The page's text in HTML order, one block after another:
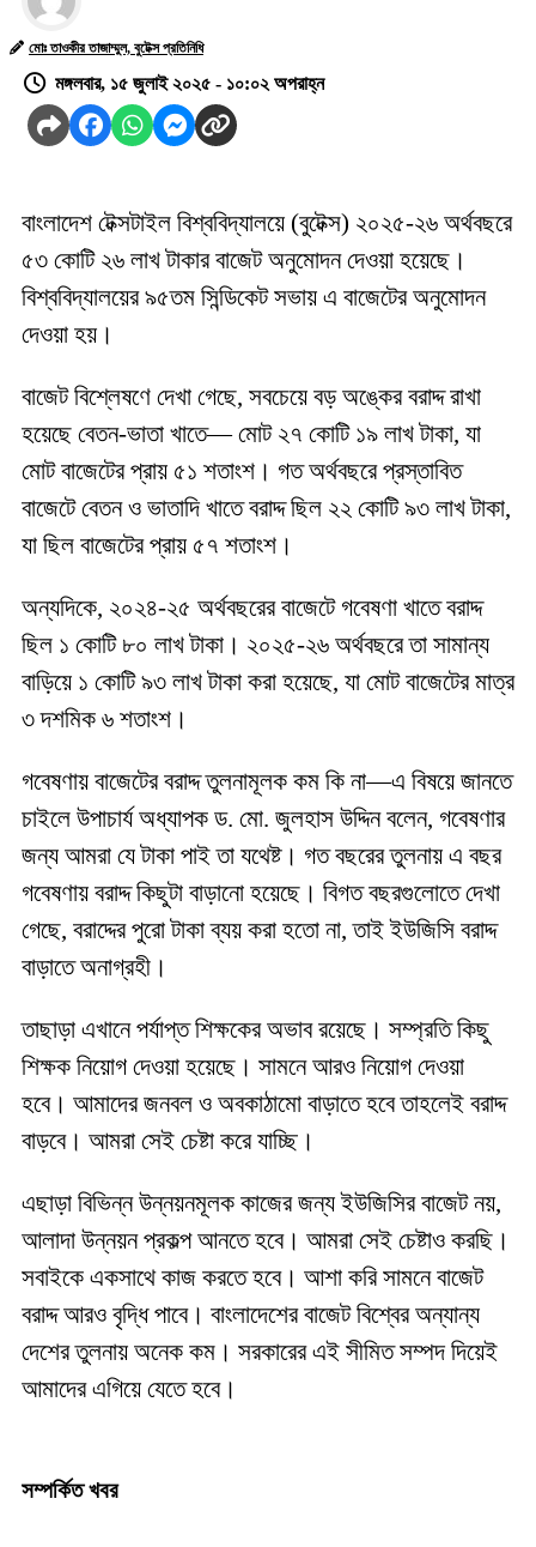
মোঃ তাওকীর তাজাম্মুল, বুটেক্স প্রতিনিধি
মঙ্গলবার, ১৫ জুলাই ২০২৫ - ১০:০২ অপরাহ্ন
বাংলাদেশ টেক্সটাইল বিশ্ববিদ্যালয়ে (বুটেক্স) ২০২৫-২৬ অর্থবছরে
৫৩ কোটি ২৬ লাখ টাকার বাজেট অনুমোদন দেওয়া হয়েছে।
বিশ্ববিদ্যালয়ের ৯৫তম সিন্ডিকেট সভায় এ বাজেটের অনুমোদন
দেওয়া হয়।
বাজেট বিশ্লেষণে দেখা গেছে, সবচেয়ে বড় অঙ্কের বরাদ্দ রাখা
হয়েছে বেতন-ভাতা খাতে— মোট ২৭ কোটি ১৯ লাখ টাকা, যা
মোট বাজেটের প্রায় ৫১ শতাংশ। গত অর্থবছরে প্রস্তাবিত
বাজেটে বেতন ও ভাতাদি খাতে বরাদ্দ ছিল ২২ কোটি ৯৩ লাখ টাকা,
যা ছিল বাজেটের প্রায় ৫৭ শতাংশ।
অন্যদিকে, ২০২৪-২৫ অর্থবছরের বাজেটে গবেষণা খাতে বরাদ্দ
ছিল ১ কোটি ৮০ লাখ টাকা। ২০২৫-২৬ অর্থবছরে তা সামান্য
বাড়িয়ে ১ কোটি ৯৩ লাখ টাকা করা হয়েছে, যা মোট বাজেটের মাত্র
৩ দশমিক ৬ শতাংশ।
গবেষণায় বাজেটের বরাদ্দ তুলনামূলক কম কি না—এ বিষয়ে জানতে
চাইলে উপাচার্য অধ্যাপক ড. মো. জুলহাস উদ্দিন বলেন, গবেষণার
জন্য আমরা যে টাকা পাই তা যথেষ্ট। গত বছরের তুলনায় এ বছর
গবেষণায় বরাদ্দ কিছুটা বাড়ানো হয়েছে। বিগত বছরগুলোতে দেখা
গেছে, বরাদ্দের পুরো টাকা ব্যয় করা হতো না, তাই ইউজিসি বরাদ্দ
বাড়াতে অনাগ্রহী।
তাছাড়া এখানে পর্যাপ্ত শিক্ষকের অভাব রয়েছে। সম্প্রতি কিছু
শিক্ষক নিয়োগ দেওয়া হয়েছে। সামনে আরও নিয়োগ দেওয়া
হবে। আমাদের জনবল ও অবকাঠামো বাড়াতে হবে তাহলেই বরাদ্দ
বাড়বে। আমরা সেই চেষ্টা করে যাচ্ছি।
এছাড়া বিভিন্ন উন্নয়নমূলক কাজের জন্য ইউজিসির বাজেট নয়,
আলাদা উন্নয়ন প্রকল্প আনতে হবে। আমরা সেই চেষ্টাও করছি।
সবাইকে একসাথে কাজ করতে হবে। আশা করি সামনে বাজেট
বরাদ্দ আরও বৃদ্ধি পাবে। বাংলাদেশের বাজেট বিশ্বের অন্যান্য
দেশের তুলনায় অনেক কম। সরকারের এই সীমিত সম্পদ দিয়েই
আমাদের এগিয়ে যেতে হবে।
সম্পর্কিত খবর